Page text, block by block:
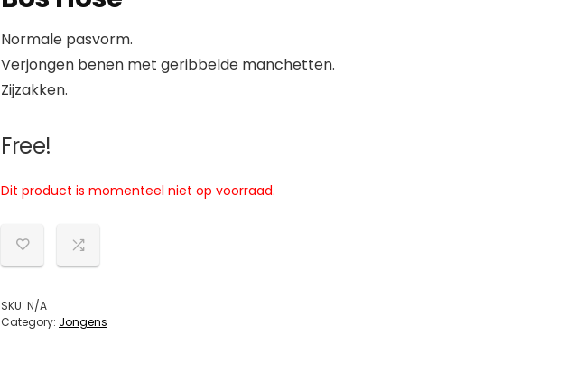
Normale pasvorm.
Verjongen benen met geribbelde manchetten.
Zijzakken.
Free!
Dit product is momenteel niet op voorraad.
SKU: N/A
Category: Jongens